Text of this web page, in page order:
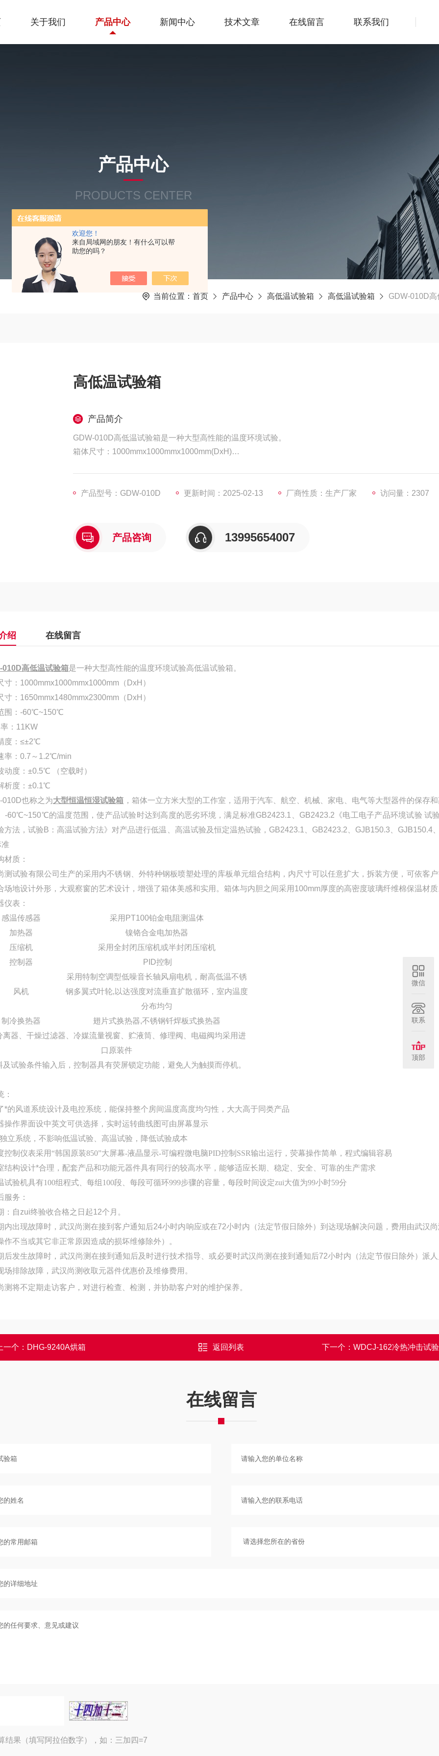
欢迎您！
来自局域网的朋友！有什么可以帮
助您的吗？
关于我们 产品中心 新闻中心 技术文章 在线留言 联系我们
产品中心
PRODUCTS CENTER
当前位置： 首页 产品中心 高低温试验箱 高低温试验箱 GDW-010D
高低温试验箱
产品简介
GDW-010D高低温试验箱是一种大型高性能的温度环境试验。
箱体尺寸：1000mmx1000mmx1000mm(DxH)
总 功 率：11KW
温度波动度：±0.5℃ (空载时)
温度解析度：±0.1℃
产品型号：GDW-010D 更新时间：2025-02-13 厂商性质：生产厂家 访问量：2307
产品咨询 13995654007
绍 在线留言
010D高低温试验箱是一种大型高性能的温度环境试验高低温试验箱。
寸： 1000mmx1000mmx1000mm（DxH）
寸： 1650mmx1480mmx2300mm（DxH）
围：-60℃~150℃
：11KW
度：≤±2℃
率：0.7～1.2℃/min
动度：±0.5℃ （空载时）
析度：±0.1℃
010D也称之为大型恒温恒湿试验箱 ，箱体一立方米大型的工作室 ，适用于汽车、航空、机械、家电、电气等大型器件的保存
-60℃~150℃的温度范围，使产品试验时达到高度的恶劣环境，满足标准GB2423.1、GB2423.2《电工电子产品环境试验 试
方法，试验B：高温试验方法》对产品进行低温、高温试验及恒定温热试验 ， GB2423.1、GB2423.2、GJB150.3、GJB150.4
准
材质：
测试验有限公司生产的采用内不锈钢、外特种钢板喷塑处理的库板单元组合结构，内尺寸可以任意扩大，拆装方便，可依客
场地设计外形 ，大观察窗的艺术设计，增强了箱体美感和实用 。 箱体与内胆之间采用 100mm厚度的高密度玻璃纤维棉保温材质
仪表：
感温传感器
采用 PT100铂金电阻测温体
加热器
镍铬合金电加热器
压缩机
采用全封闭压缩机或半封闭压缩机
控制器
PID控制
风机
采用特制空调型低噪音长轴风扇电机，耐高低温不锈
钢多翼式叶轮, 以达强度对流垂直扩散循环，室内温度
分布均匀
制冷换热器
翅片式换热器,不锈钢钎焊板式换热器
离器、干燥过滤器、冷媒流量视窗、贮液筒、修理阀、电磁阀均采用进
口原装件
及试验条件输入后，控制器具有荧屏锁定功能，避免人为触摸而停机。
：
*的风道系统设计及电控系统，能保持整个房间温度高度均匀性，大大高于同类产品
操作界面设中英文可供选择，实时运转曲线图可由屏幕显示
立系统，不影响低温试验、高温试验，降低试验成本
控制仪表采用 “韩国原装850”大屏幕-液晶显示-可编程微电脑PID控制 SSR输出运行，荧幕操作简单，程式编辑容易
结构设计*合理，配套产品和功能元器件具有同行的较高水平，能够适应长期、稳定、安全、可靠的生产需求
试验机具有100组程式、每组 100段、每段可循环999步骤的容量，每段时间设定zui大值为99小时59分
服务：
：自zui终验收合格之日起1 2个月。
内出现故障时，武汉尚测在接到 客户通知后24小时内响应或在72小时内（法定节假日除外）到达现场解决问题，费用由武汉
作不当或其它非正常原因造成的损坏维修除外）。
后发生故障时， 武汉尚测 在接到通知后及时进行技术指导、或必要时武汉尚测 在接到通知后72小时内（法定节假日除外）派
场排除故障， 武汉尚测 收取元器件优惠价及维修费用。
测 将不定期走访客户 ，对进行检查、检测，并协助客户对的维护保养。
一个： DHG-9240A烘箱 返回列表 下一个： WDCJ-162冷热冲击试
在线留言
结果（填写阿拉伯数字），如：三加四=7
微信
联系
顶部